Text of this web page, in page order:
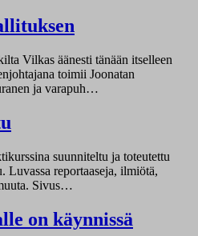
Vilkas äänesti tänään itselleen
toimii Joonatan
ja varapuh…
suunniteltu ja toteutettu
reportaaseja, ilmiötä,
Sivus…
on käynnissä